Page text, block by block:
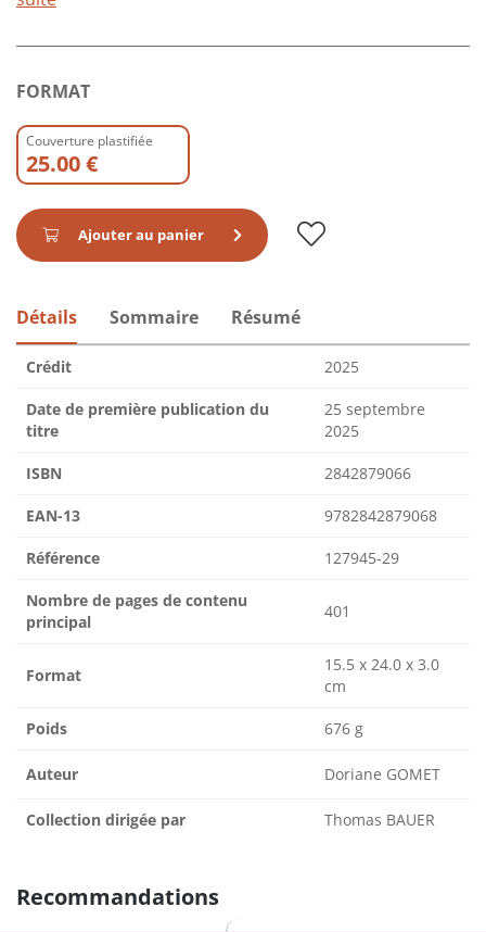
FORMAT
Couverture plastifiée
25.00 €
Ajouter au panier
Détails Sommaire Résumé
Crédit 2025
Date de première publication du
titre
25 septembre
2025
ISBN 2842879066
EAN-13 9782842879068
Référence 127945-29
Nombre de pages de contenu
principal
401
Format
15.5 x 24.0 x 3.0
cm
Poids 676 g
Auteur Doriane GOMET
Collection dirigée par Thomas BAUER
Recommandations